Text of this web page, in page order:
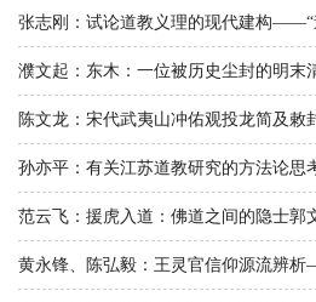
张志刚：试论道教义理的现代建构——“
化”的学术史思考
濮文起：东木：一位被历史尘封的明末
家
陈文龙：宋代武夷山冲佑观投龙简及敕
——兼论道教信仰对宋朝岳渎祭祀体系
孙亦平：有关江苏道教研究的方法论思
范云飞：援虎入道：佛道之间的隐士郭
事
黄永锋、陈弘毅：王灵官信仰源流辨析